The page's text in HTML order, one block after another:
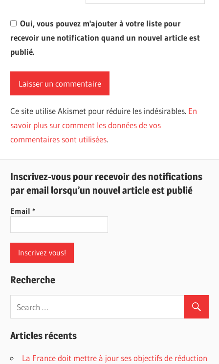
Oui, vous pouvez m'ajouter à votre liste pour
recevoir une notification quand un nouvel article est
publié.
Ce site utilise Akismet pour réduire les indésirables. En
savoir plus sur comment les données de vos
commentaires sont utilisées.
Inscrivez-vous pour recevoir des notifications
par email lorsqu’un nouvel article est publié
Email*
Recherche
Articles récents
La France doit mettre à jour ses objectifs de réduction